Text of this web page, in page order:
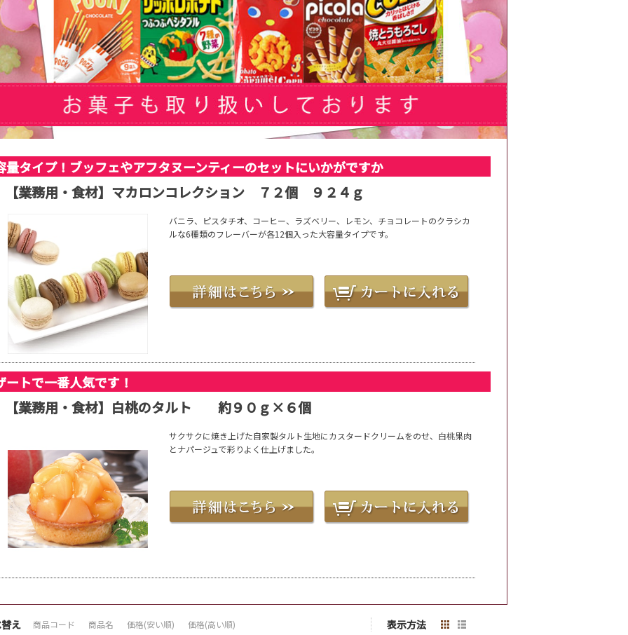
量タイプ！ブッフェやアフタヌーンティーのセットにいかがですか
【業務用・食材】マカロンコレクション ７２個 ９２４ｇ
バニラ、ピスタチオ、コーヒー、ラズベリー、レモン、チョコレートのクラシカ
ルな6種類のフレーバーが各12個入った大容量タイプです。
ートで一番人気です！
【業務用・食材】白桃のタルト 約９０ｇ×６個
サクサクに焼き上げた自家製タルト生地にカスタードクリームをのせ、白桃果肉
とナパージュで彩りよく仕上げました。
え 商品コード 商品名 価格(安い順) 価格(高い順) 表示方法